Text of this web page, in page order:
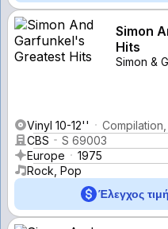
Simon
Hits
Simon &
Vinyl 10-12''
CBS
S 69003
Europe
1975
Rock, Pop
Έλεγχος